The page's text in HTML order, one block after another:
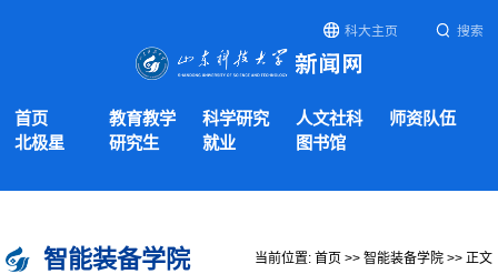
科大主页 搜索
首页 教育教学 科学研究 人文社科
师资队伍
北极星
研究生 就业 图书馆
智能装备学院 当前位置: 首页 >> 智能装备学院 >> 正文